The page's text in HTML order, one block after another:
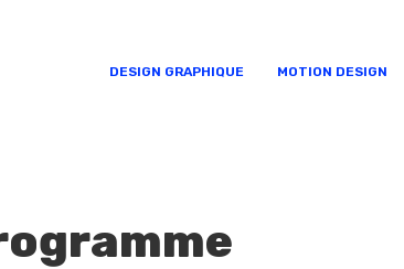
DESIGN GRAPHIQUE MOTION DESIGN